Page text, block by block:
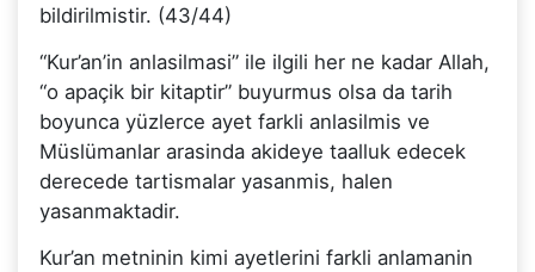
bildirilmistir. (43/44)
“Kur’an’in anlasilmasi” ile ilgili her ne kadar Allah,
“o apaçik bir kitaptir” buyurmus olsa da tarih
boyunca yüzlerce ayet farkli anlasilmis ve
Müslümanlar arasinda akideye taalluk edecek
derecede tartismalar yasanmis, halen
yasanmaktadir.
Kur’an metninin kimi ayetlerini farkli anlamanin